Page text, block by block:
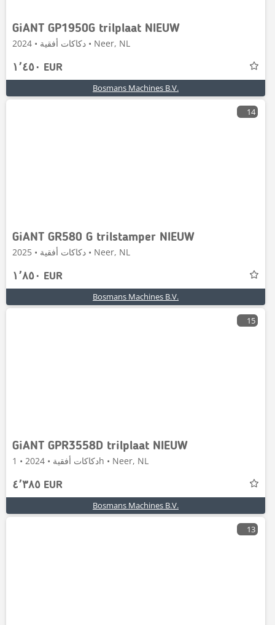
GiANT GP1950G trilplaat NIEUW
دكاكات أفقية • 2024 • Neer, NL
١٬٤٥٠ EUR
Bosmans Machines B.V.
14
GiANT GR580 G trilstamper NIEUW
دكاكات أفقية • 2025 • Neer, NL
١٬٨٥٠ EUR
Bosmans Machines B.V.
15
GiANT GPR3558D trilplaat NIEUW
دكاكات أفقية • 2024 • 1h • Neer, NL
٤٬٣٨٥ EUR
Bosmans Machines B.V.
13